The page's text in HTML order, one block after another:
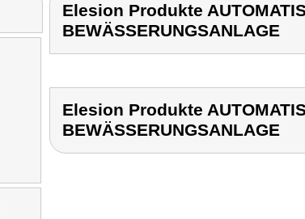
Elesion Produkte
BEWÄSSERUNGSANLAGE
Elesion Produkte
BEWÄSSERUNGSANLAGE